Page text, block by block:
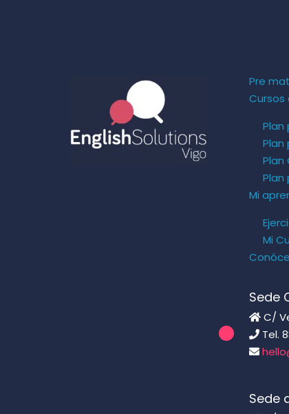
Pre
Cursos
Plan
Plan
Plan
Plan
Mi
Mi
Sede
C/
Tel.
Sede